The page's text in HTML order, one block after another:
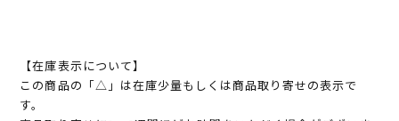
【在庫表示について】
この商品の「△」は在庫少量もしくは商品取り寄せの表示で
す。